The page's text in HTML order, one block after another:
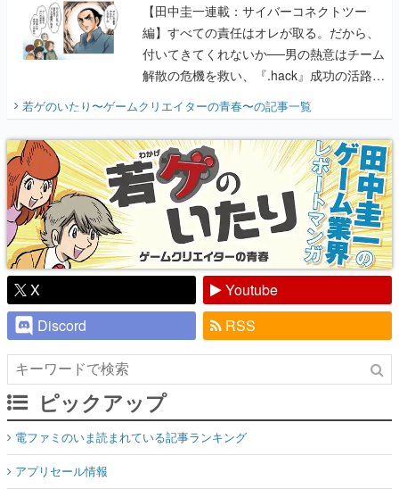
【田中圭一連載：サイバーコネクトツー
編】すべての責任はオレが取る。だから、
付いてきてくれないか──男の熱意はチーム
解散の危機を救い、『.hack』成功の活路を
『少年ジャンプ』色だった【若ゲのいた
り】
若ゲのいたり〜ゲームクリエイターの青春〜の記事一覧
X
Youtube
Discord
RSS
ピックアップ
電ファミのいま読まれている記事ランキング
アプリセール情報